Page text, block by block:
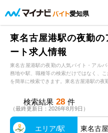
愛知県
東名古屋港駅の夜勤
ート求人情報
東名古屋港駅の夜勤の人気バイト・アル
務地や駅、職種等の検索だけではなく、
を簡単に検索できます。東名古屋港駅の夜
検索結果 28 件
（最終更新日：2026年8月9日）
エリア/駅 東名古